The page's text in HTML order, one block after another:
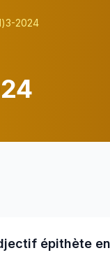
2024
épithète